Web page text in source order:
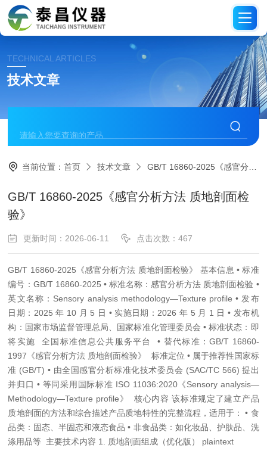
TECHNICAL ARTICLES
技术文章
当前位置：首页 技术文章 GB/T 16860-2025《感官分析方法 质地剖面检验》
GB/T 16860-2025《感官分析方法 质地剖面检
验》
更新时间：2026-06-11 点击次数：467
GB/T 16860-2025《感官分析方法 质地剖面检验》 基本信息 • 标准
编号：GB/T 16860-2025 • 标准名称：感官分析方法 质地剖面检验 •
英文名称：Sensory analysis methodology—Texture profile • 发布
日期：2025 年 10 月 5 日 • 实施日期：2026 年 5 月 1 日 • 发布机
构：国家市场监督管理总局、国家标准化管理委员会 • 标准状态：即
将实施 全国标准信息公共服务平台 • 替代标准：GB/T 16860-
1997《感官分析方法 质地剖面检验》 标准定位 • 属于推荐性国家标
准 (GB/T) • 由全国感官分析标准化技术委员会 (SAC/TC 566) 提出
并归口 • 等同采用国际标准 ISO 11036:2020《Sensory analysis—
Methodology—Texture profile》 核心内容 该标准规定了建立产品
质地剖面的方法和综合描述产品质地特性的完整流程，适用于： • 食
品类：固态、半固态和液态食品 • 非食品类：如化妆品、护肤品、洗
涤用品等 主要技术内容 1. 质地剖面组成（优化版） plaintext